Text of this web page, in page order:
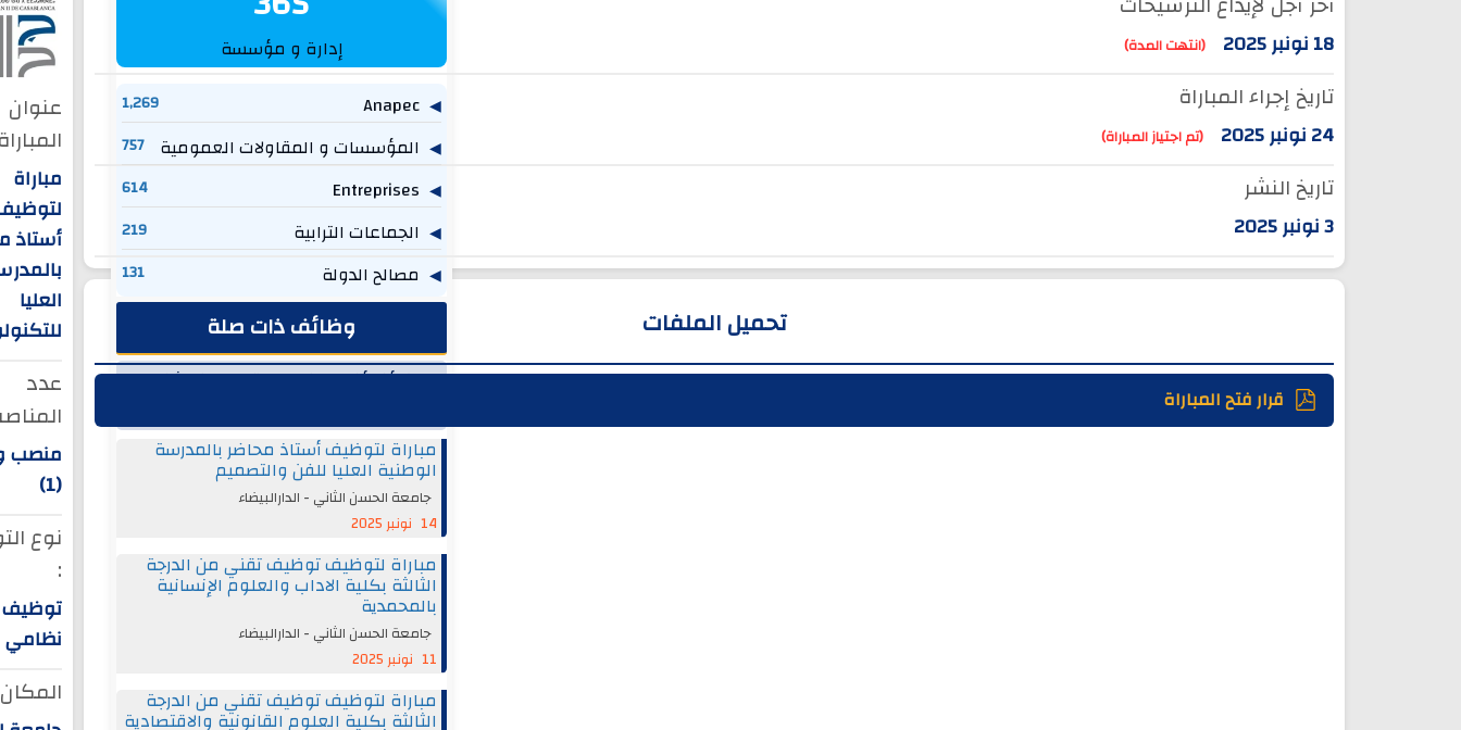
18 نونبر 2025 (انتهت المدة)
تاريخ إجراء المباراة
24 نونبر 2025 (تم اجتياز المباراة)
تاريخ النشر
3 نونبر 2025
تحميل الملفات
قرار فتح المباراة
عنوان
مباراة
أستاذ
العليا
عدد
منصب
(1)
نوع
:
توظيف
نظامي
إدارة و مؤسسة
Anapec
1,269
المؤسسات و المقاولات العمومية 757
614
الجماعات الترابية 219
مصالح الدولة 131
وظائف ذات صلة
وظائف أخرى من جامعة الحسن الثاني -
مباراة لتوظيف أستاذ محاضر بالمدرسة
الوطنية العليا للفن والتصميم
جامعة الحسن الثاني - الدارالبيضاء
14 نونبر 2025
مباراة لتوظيف توظيف تقني من الدرجة
الثالثة بكلية الاداب والعلوم الإنسانية
بالمحمدية
جامعة الحسن الثاني - الدارالبيضاء
11 نونبر 2025
مباراة لتوظيف توظيف تقني من الدرجة
الثالثة بكلية العلوم القانونية والاقتصادية